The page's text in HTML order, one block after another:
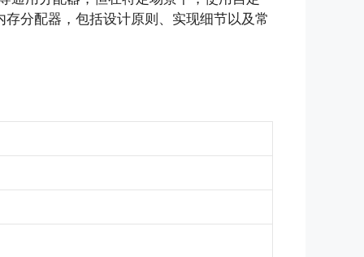
分配器，包括设计原则、实现细节以及常